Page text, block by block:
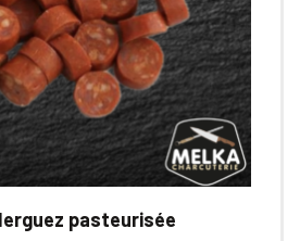
pasteurisée